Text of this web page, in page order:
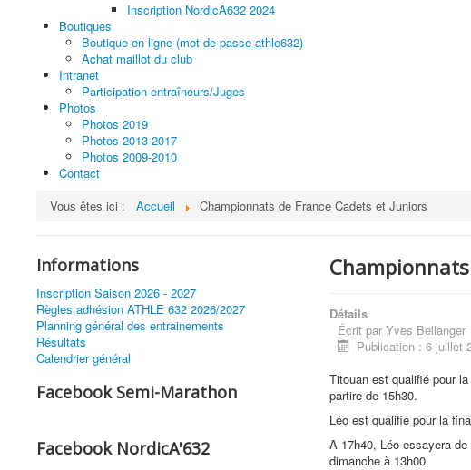
Inscription NordicA632 2024
Boutiques
Boutique en ligne (mot de passe athle632)
Achat maillot du club
Intranet
Participation entraîneurs/Juges
Photos
Photos 2019
Photos 2013-2017
Photos 2009-2010
Contact
Vous êtes ici :
Accueil Championnats de France Cadets et Juniors
Informations
Inscription Saison 2026 - 2027
Règles adhésion ATHLE 632 2026/2027
Planning général des entrainements
Résultats
Calendrier général
Facebook Semi-Marathon
Facebook NordicA'632
Détails
Écrit par Yves Bellanger
Publication : 6 juillet
Titouan est qualifié pour
partire de 15h30.
Léo est qualifié pour la
A 17h40, Léo essayera
dimanche à 13h00.